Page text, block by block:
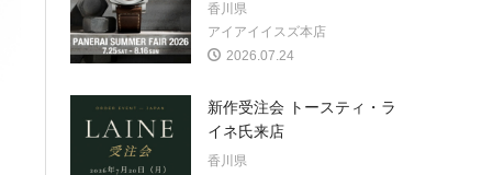
香川県
アイアイイスズ本店
2026.07.24
新作受注会 トースティ・ラ
イネ氏来店
香川県